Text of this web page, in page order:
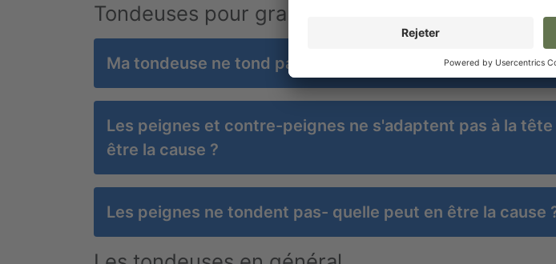
Tondeuses pour grands animaux
Ma tondeuse ne tond pas - quelle peut en être la cause ?
Les peignes et contre-peignes ne s'adaptent pas à la
être la cause ?
Les peignes ne tondent pas- quelle peut en être la cause